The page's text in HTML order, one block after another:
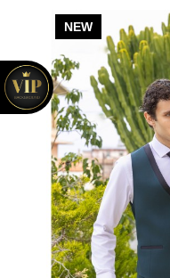
NEW